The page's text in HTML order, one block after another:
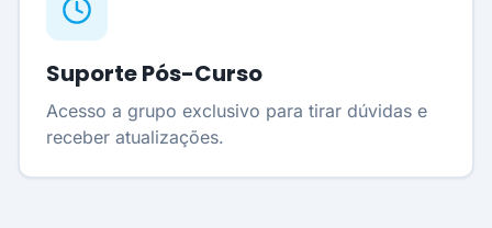
Suporte Pós-Curso
Acesso a grupo exclusivo para tirar dúvidas e
receber atualizações.